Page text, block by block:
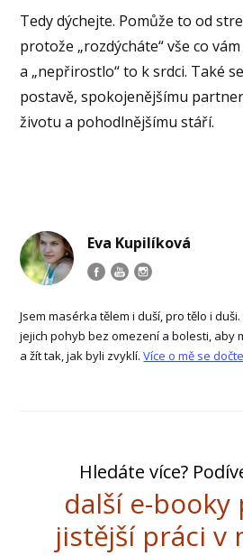
Tedy dýchejte. Pomůže to od
protože „rozdýcháte“ vše co
a „nepřirostlo“ to k srdci. Také
postavě, spokojenějšímu
životu a pohodlnějšímu stáří.
Eva Kupilíková
Jsem masérka tělem i duší, pro tělo i
jejich pohyb bez omezení a bolesti, aby
a žít tak, jak byli zvyklí.Více o mě se
Hledáte více?
další e-booky
jistější práci v